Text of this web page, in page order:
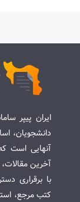
ایران پیپر
دانشجویان،
آنهایی است
آخرین
با برقراری
کتب مرجع،